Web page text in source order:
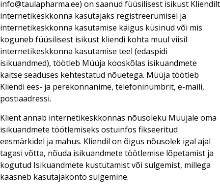
info@taulapharma.ee) on saanud füüsilisest isikust Kliendilt
internetikeskkonna kasutajaks registreerumisel ja
internetikeskkonna kasutamise käigus küsinud või mis
koguneb füüsilisest isikust kliendi kohta muul viisil
internetikeskkonna kasutamise teel (edaspidi
isikuandmed), töötleb Müüja kooskõlas isikuandmete
kaitse seaduses kehtestatud nõuetega. Müüja töötleb
Kliendi ees- ja perekonnanime, telefoninumbrit, e-maili,
postiaadressi.
Klient annab internetikeskkonnas nõusoleku Müüjale oma
isikuandmete töötlemiseks ostuinfos fikseeritud
eesmärkidel ja mahus. Kliendil on õigus nõusolek igal ajal
tagasi võtta, nõuda isikuandmete töötlemise lõpetamist ja
kogutud Isikuandmete kustutamist või sulgemist, millega
kaasneb kasutajakonto sulgemine.